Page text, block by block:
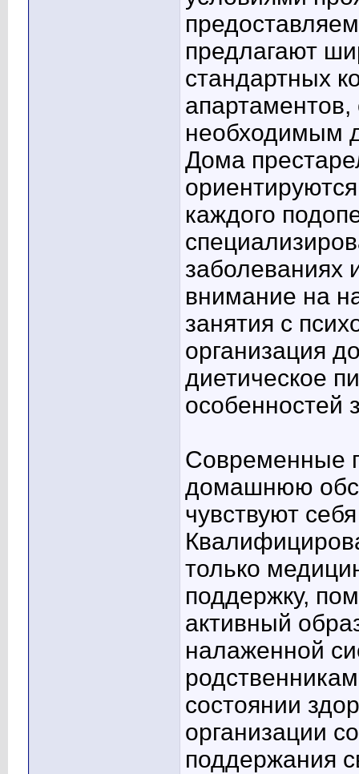
предлагают
стандартных
необходимым
Дома
каждого
заболеваниях
внимание на
занятия с
организация
диетическое
особенностей
Современные
домашнюю
чувствуют
только
поддержку,
активный
налаженной
состоянии
организации
поддержания